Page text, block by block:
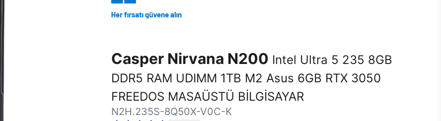
Casper Nirvana N200 Intel Ultra 5 235 8GB
DDR5 RAM UDIMM 1TB M2 Asus 6GB RTX 3050
FREEDOS MASAÜSTÜ BİLGİSAYAR
N2H.235S-8Q50X-V0C-K